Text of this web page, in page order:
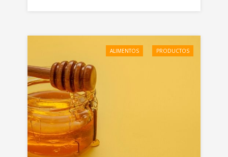
ALIMENTOS PRODUCTOS